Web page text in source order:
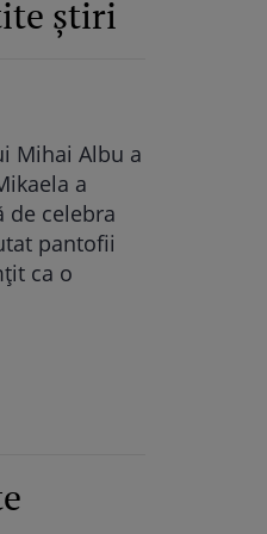
știri
cu trupa de
Antonia